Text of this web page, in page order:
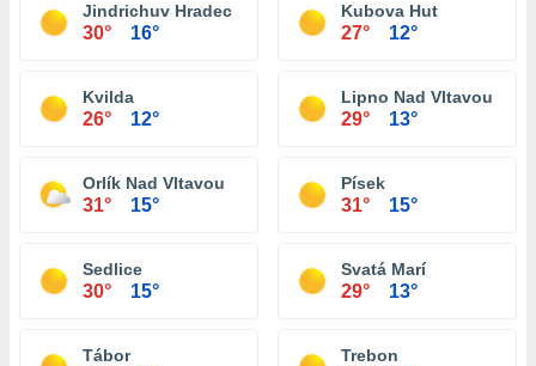
Jindrichuv Hradec
30° 16°
Kubova Hut
27° 12°
Kvilda
26° 12°
Lipno Nad Vltavou
29° 13°
Orlík Nad Vltavou
31° 15°
Písek
31° 15°
Sedlice
30° 15°
Svatá Marí
29° 13°
Tábor Trebon